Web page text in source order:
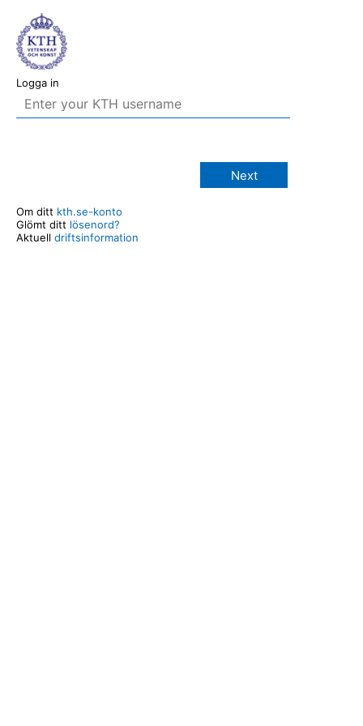
Logga in
Next
Om ditt kth.se-konto
Glömt ditt lösenord?
Aktuell driftsinformation